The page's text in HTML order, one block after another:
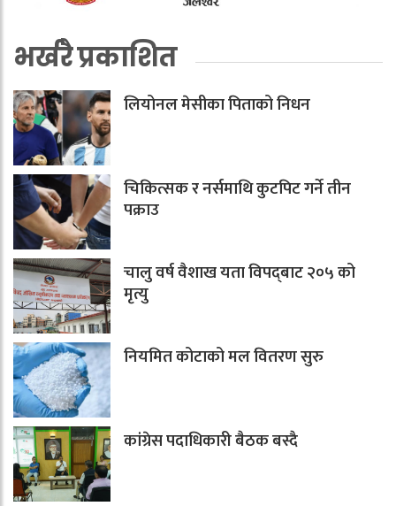
भर्खरै प्रकाशित
लियोनल मेसीका पिताको निधन
चिकित्सक र नर्समाथि कुटपिट गर्ने तीन
पक्राउ
चालु वर्ष वैशाख यता विपद्‌बाट २०५ को
मृत्यु
नियमित कोटाको मल वितरण सुरु
कांग्रेस पदाधिकारी बैठक बस्दै